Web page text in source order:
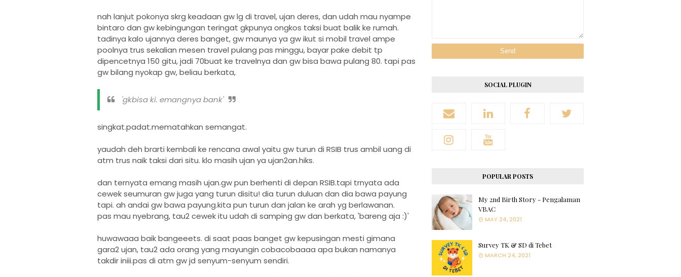
nah lanjut pokonya skrg keadaan gw lg di travel, ujan deres, dan udah mau nyampe
bintaro dan gw kebingungan teringat gkpunya ongkos taksi buat balik ke rumah.
tadinya kalo ujannya deres banget, gw maunya ya gw ikut si mobil travel ampe
poolnya trus sekalian mesen travel pulang pas minggu, bayar pake debit tp
dipencetnya 150 gitu, jadi 70buat ke travelnya dan gw bisa bawa pulang 80. tapi pas
gw bilang nyokap gw, beliau berkata,
'gkbisa ki. emangnya bank'
singkat.padat.mematahkan semangat.
yaudah deh brarti kembali ke rencana awal yaitu gw turun di RSIB trus ambil uang di
atm trus naik taksi dari situ. klo masih ujan ya ujan2an.hiks.
dan ternyata emang masih ujan.gw pun berhenti di depan RSIB.tapi trnyata ada
cewek seumuran gw juga yang turun disitu! dia turun duluan dan dia bawa payung
tapi. ah andai gw bawa payung.kita pun turun dan jalan ke arah yg berlawanan.
pas mau nyebrang, tau2 cewek itu udah di samping gw dan berkata, 'bareng aja :)'
huwawaaa baik bangeeets. di saat paas banget gw kepusingan mesti gimana
gara2 ujan, tau2 ada orang yang mayungin cobacobaaaa apa bukan namanya
takdir iniii.pas di atm gw jd senyum-senyum sendiri.
SOCIAL PLUGIN
POPULAR POSTS
My 2nd Birth Story - Pengalaman
VBAC
MAY 24, 2021
Survey TK & SD di Tebet
MARCH 24, 2021